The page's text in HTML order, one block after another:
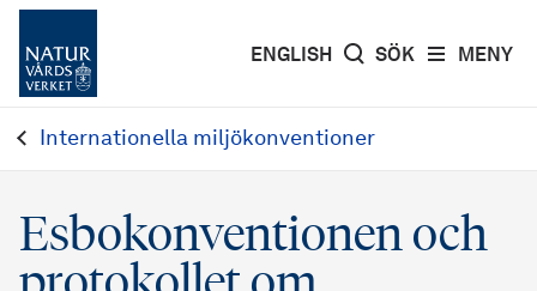
MENY
ENGLISH SÖK
Internationella miljökonventioner
Esbokonventionen och